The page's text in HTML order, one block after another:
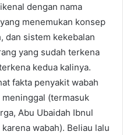
dengan nama
menemukan konsep
dan sistem kekebalan
yang sudah terkena
kedua kalinya.
fakta penyakit wabah
(termasuk
Abu Ubaidah Ibnul
wabah). Beliau lalu